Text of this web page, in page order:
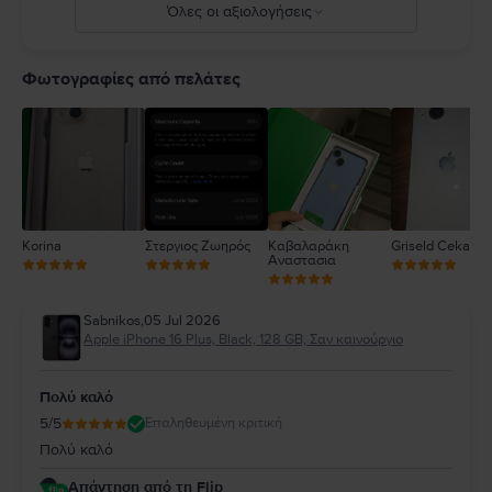
ro/guide/iphone/iph301fc905/iosΌλες οι αξιολογήσεις
4
Φωτογραφίες από πελάτες
Korina Στεργιος Ζωηρός
Καβαλαράκη
Αναστασια
Griseld Ceka
Sabnikos,05 Jul 2026
Apple iPhone 16 Plus, Black, 128 GB, Σαν καινούργιο
Πολύ καλό
5/5 Επαληθευμένη κριτική
Πολύ καλό
Απάντηση από τη Flip